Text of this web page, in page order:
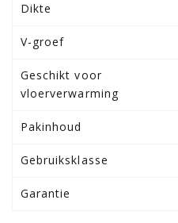
Dikte
V-groef
Geschikt voor
vloerverwarming
Pakinhoud
Gebruiksklasse
Garantie